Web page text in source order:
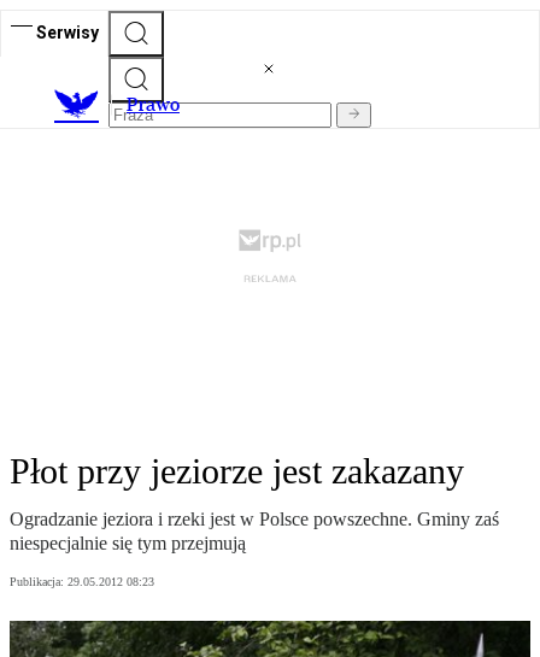
Serwisy
Prawo
Płot przy jeziorze jest zakazany
Ogradzanie jeziora i rzeki jest w Polsce powszechne. Gminy zaś
niespecjalnie się tym przejmują
Publikacja: 29.05.2012 08:23